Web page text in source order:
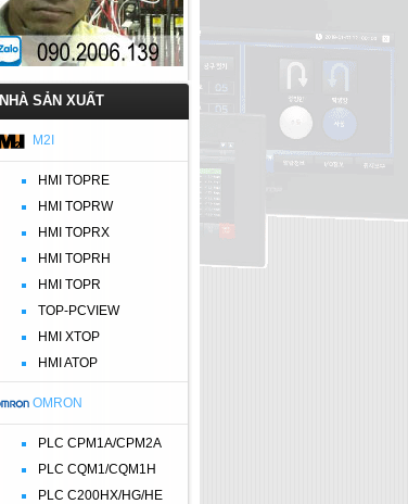
NHÀ SẢN XUẤT
M2I
HMI TOPRE
HMI TOPRW
HMI TOPRX
HMI TOPRH
HMI TOPR
TOP-PCVIEW
HMI XTOP
HMI ATOP
OMRON
PLC CPM1A/CPM2A
PLC CQM1/CQM1H
PLC C200HX/HG/HE